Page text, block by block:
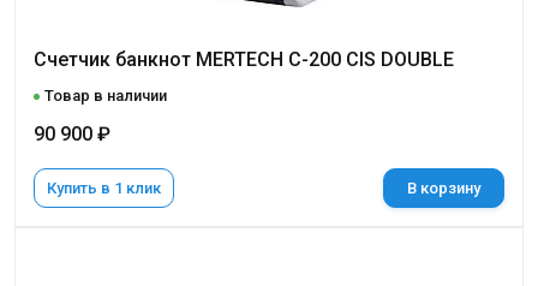
Счетчик банкнот MERTECH C-200 CIS DOUBLE
Товар в наличии
90 900 ₽
Купить в 1 клик В корзину